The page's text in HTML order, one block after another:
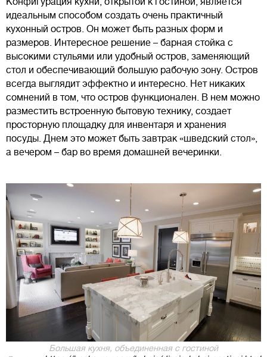
идеальным способом создать очень практичный
кухонный остров. Он может быть разных форм и
размеров. Интересное решение – барная стойка с
высокими стульями или удобный остров, заменяющий
стол и обеспечивающий большую рабочую зону. Остров
всегда выглядит эффектно и интересно. Нет никаких
сомнений в том, что остров функционален. В нем можно
разместить встроенную бытовую технику, создает
просторную площадку для инвентаря и хранения
посуды. Днем это может быть завтрак «шведский стол»,
а вечером – бар во время домашней вечеринки.
Большая кухня, объединенная с гостиной